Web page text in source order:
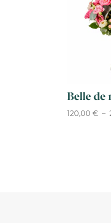
Belle de
120,00€ –